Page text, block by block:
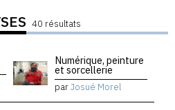
40 résultats
Numérique, peinture
et sorcellerie
parJosué Morel